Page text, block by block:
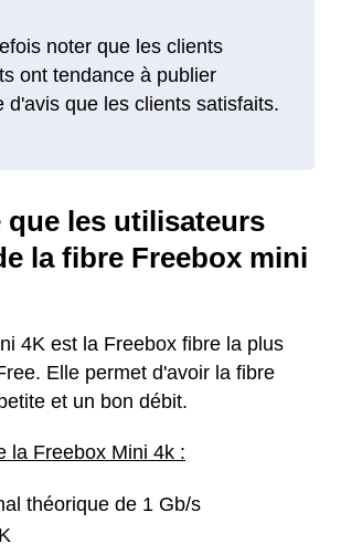
noter que les clients
ont tendance à publier
d'avis que les clients satisfaits.
que les utilisateurs
la fibre Freebox mini
4K est la Freebox fibre la plus
Elle permet d'avoir la fibre
et un bon débit.
la Freebox Mini 4k :
théorique de 1 Gb/s